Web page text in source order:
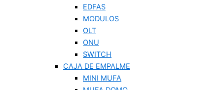
EDFAS
MODULOS
OLT
ONU
SWITCH
CAJA DE EMPALME
MINI MUFA